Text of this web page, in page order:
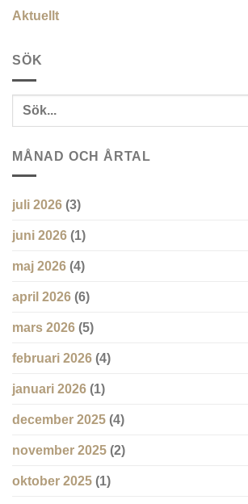
Aktuellt
SÖK
MÅNAD OCH ÅRTAL
juli 2026 (3)
juni 2026 (1)
maj 2026 (4)
april 2026 (6)
mars 2026 (5)
februari 2026 (4)
januari 2026 (1)
december 2025 (4)
november 2025 (2)
oktober 2025 (1)